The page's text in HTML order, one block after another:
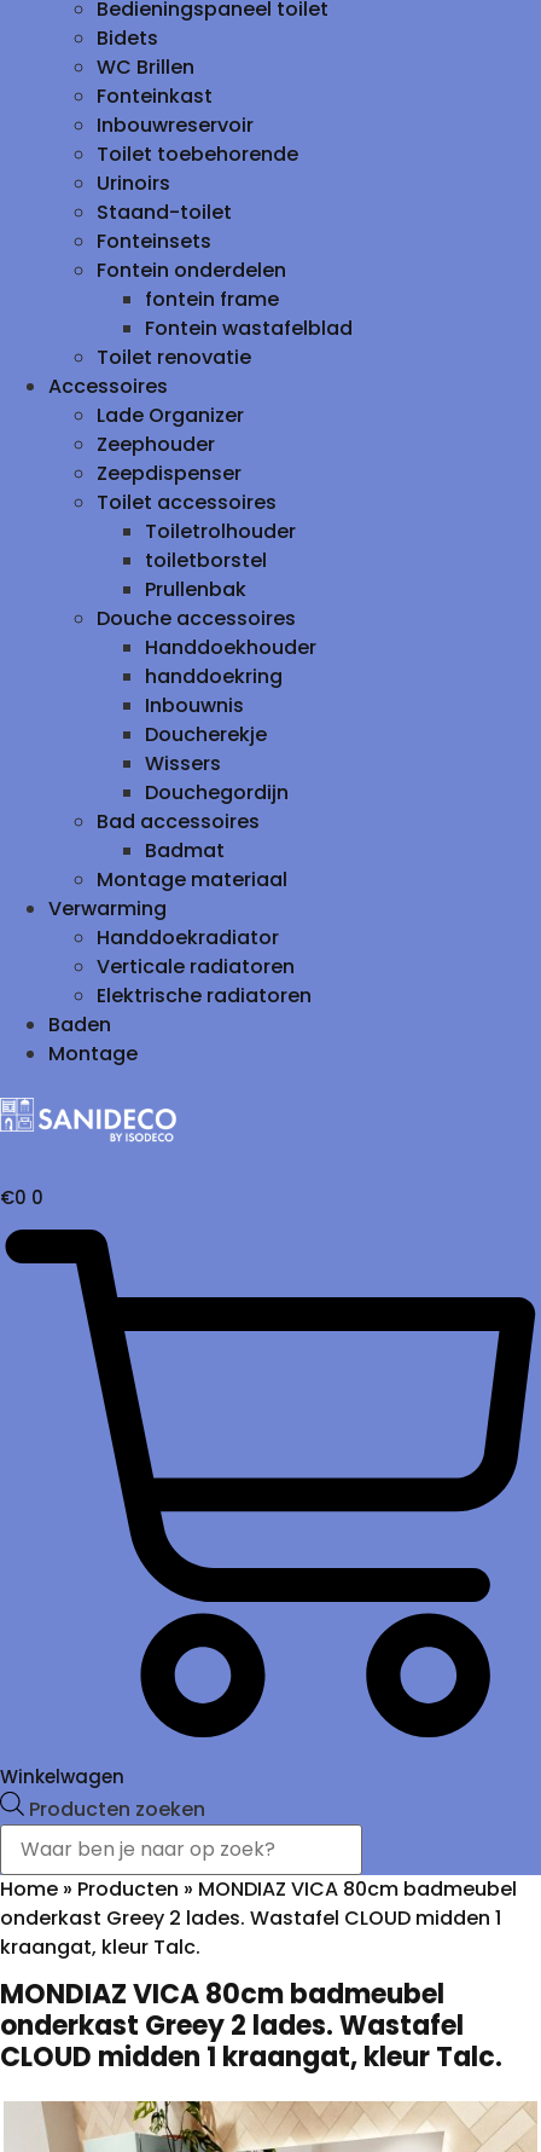
Bedieningspaneel toilet
Bidets
WC Brillen
Fonteinkast
Inbouwreservoir
Toilet toebehorende
Urinoirs
Staand-toilet
Fonteinsets
Fontein onderdelen
fontein frame
Fontein wastafelblad
Toilet renovatie
Accessoires
Lade Organizer
Zeephouder
Zeepdispenser
Toilet accessoires
Toiletrolhouder
toiletborstel
Prullenbak
Douche accessoires
Handdoekhouder
handdoekring
Inbouwnis
Doucherekje
Wissers
Douchegordijn
Bad accessoires
Badmat
Montage materiaal
Verwarming
Handdoekradiator
Verticale radiatoren
Elektrische radiatoren
Baden
Montage
€0 0
Winkelwagen
Producten zoeken
Home » Producten » MONDIAZ VICA 80cm badmeubel
onderkast Greey 2 lades. Wastafel CLOUD midden 1
kraangat, kleur Talc.
MONDIAZ VICA 80cm badmeubel
onderkast Greey 2 lades. Wastafel
CLOUD midden 1 kraangat, kleur Talc.